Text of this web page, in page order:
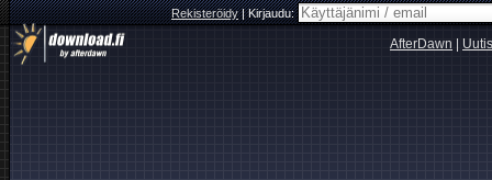
Rekisteröidy|Kirjaudu:
AfterDawn